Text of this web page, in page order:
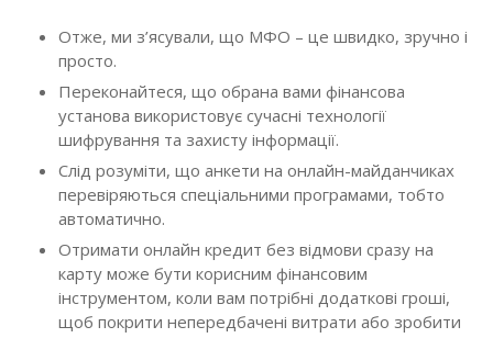
Отже, ми з’ясували, що МФО – це швидко, зручно і
просто.
Переконайтеся, що обрана вами фінансова
установа використовує сучасні технології
шифрування та захисту інформації.
Слід розуміти, що анкети на онлайн-майданчиках
перевіряються спеціальними програмами, тобто
автоматично.
Отримати онлайн кредит без відмови сразу на
карту може бути корисним фінансовим
інструментом, коли вам потрібні додаткові гроші,
щоб покрити непередбачені витрати або зробити